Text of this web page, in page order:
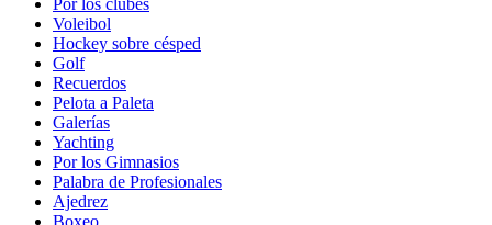
Por los clubes
Voleibol
Hockey sobre césped
Golf
Recuerdos
Pelota a Paleta
Galerías
Yachting
Por los Gimnasios
Palabra de Profesionales
Ajedrez
Boxeo